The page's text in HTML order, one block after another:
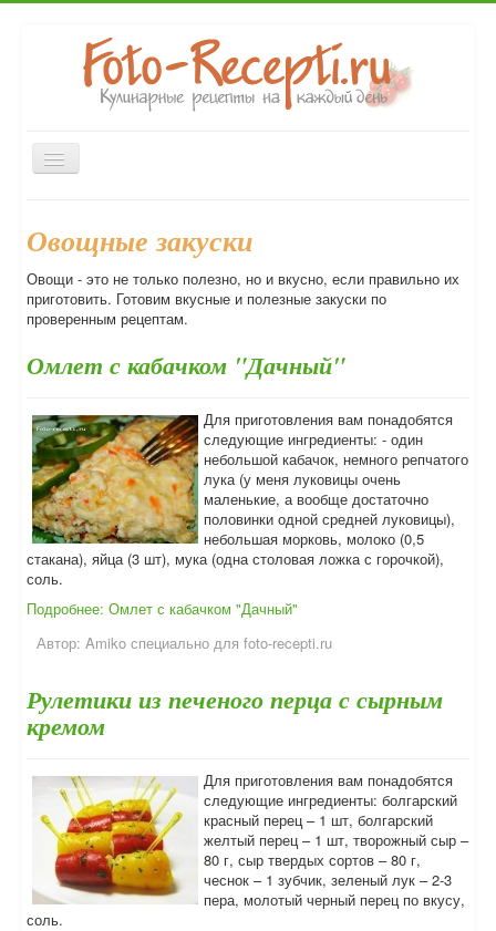
Включить/
выключить
Десерты
Выпечка Напитки
Форум
Овощные закуски
Овощи - это не только полезно, но и вкусно, если правильно их
приготовить. Готовим вкусные и полезные закуски по
проверенным рецептам.
Омлет с кабачком "Дачный"
Для приготовления вам понадобятся
следующие ингредиенты: - один
небольшой кабачок, немного репчатого
лука (у меня луковицы очень
маленькие, а вообще достаточно
половинки одной средней луковицы),
небольшая морковь, молоко (0,5
стакана), яйца (3 шт), мука (одна столовая ложка с горочкой),
соль.
Подробнее: Омлет с кабачком "Дачный"
Автор: Amiko специально для foto-recepti.ru
Рулетики из печеного перца с сырным
кремом
Для приготовления вам понадобятся
следующие ингредиенты: болгарский
красный перец – 1 шт, болгарский
желтый перец – 1 шт, творожный сыр –
80 г, сыр твердых сортов – 80 г,
чеснок – 1 зубчик, зеленый лук – 2-3
пера, молотый черный перец по вкусу,
соль.